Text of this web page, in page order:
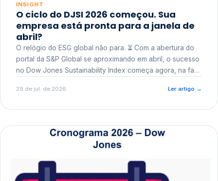
INSIGHT
O ciclo do DJSI 2026 começou. Sua
empresa está pronta para a janela de
abril?
O relógio do ESG global não para. ⏳ Com a abertura do
portal da S&P Global se aproximando em abril, o sucesso
no Dow Jones Sustainability Index começa agora, na fase
29 de jul. de 2026 Ler artigo →